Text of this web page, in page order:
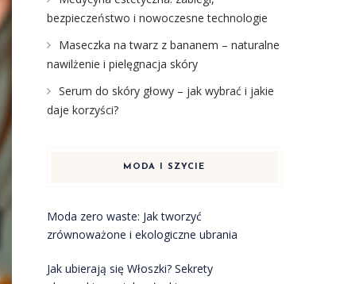
bezpieczeństwo i nowoczesne technologie
Maseczka na twarz z bananem – naturalne
nawilżenie i pielęgnacja skóry
Serum do skóry głowy – jak wybrać i jakie
daje korzyści?
MODA I SZYCIE
Moda zero waste: Jak tworzyć
zrównoważone i ekologiczne ubrania
Jak ubierają się Włoszki? Sekrety